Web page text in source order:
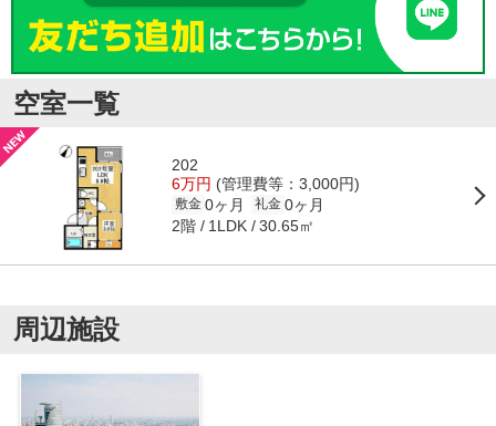
空室一覧
202
6万円 (管理費等：3,000円)
敷金 0ヶ月 礼金 0ヶ月
2階 1LDK 30.65㎡
周辺施設